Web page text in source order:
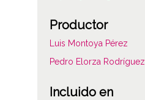
Productor
Luis Montoya Pérez
Pedro Elorza Rodríguez
Incluido en